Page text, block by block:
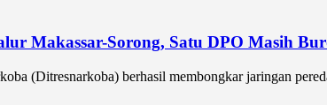
Makassar-Sorong, Satu DPO Masih
(Ditresnarkoba) berhasil membongkar jaringan